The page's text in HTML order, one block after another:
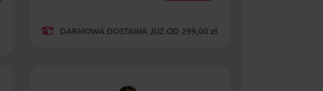
DARMOWA DOSTAWA JUŻ OD 299,00 zł